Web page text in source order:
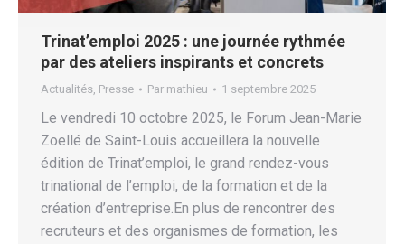
Trinat’emploi 2025 : une journée rythmée
par des ateliers inspirants et concrets
Actualités, Presse Par mathieu 1 septembre 2025
Le vendredi 10 octobre 2025, le Forum Jean-Marie
Zoellé de Saint-Louis accueillera la nouvelle
édition de Trinat’emploi, le grand rendez-vous
trinational de l’emploi, de la formation et de la
création d’entreprise.En plus de rencontrer des
recruteurs et des organismes de formation, les